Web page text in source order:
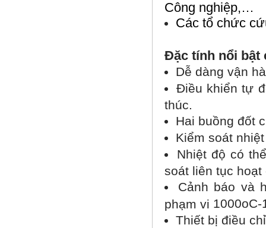
Công nghiệp,…
Các tổ chức
Đặc tính nổi bật
Dễ dàng vận
Điều khiển tự
thúc.
Hai buồng đốt
Kiểm soát
Nhiệt độ có
soát liên tục
Cảnh báo và
phạm vi 1000oC-
Thiết bị điều